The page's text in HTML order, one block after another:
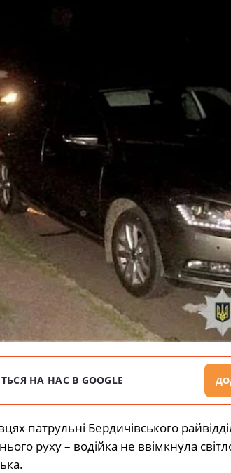
НА НАС В GOOGLE
патрульні Бердичівського
руху – водійка не ввімкнула